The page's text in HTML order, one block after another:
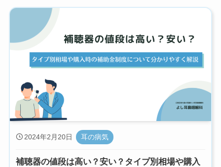
補聴器の値段は高い？安い？タイプ別相場や購入
2024年2月20日 耳の病気